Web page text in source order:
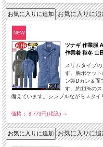
お気に入りに追
NEW
ツナギ 作業服
作業着 秋冬 山
スリムタイプ
す。胸ポケッ
ン製Dカン＆面
す。約11%の
備えています。シンプルながらスタイ
価格： 8,773円(税込) ～
お気に入りに追